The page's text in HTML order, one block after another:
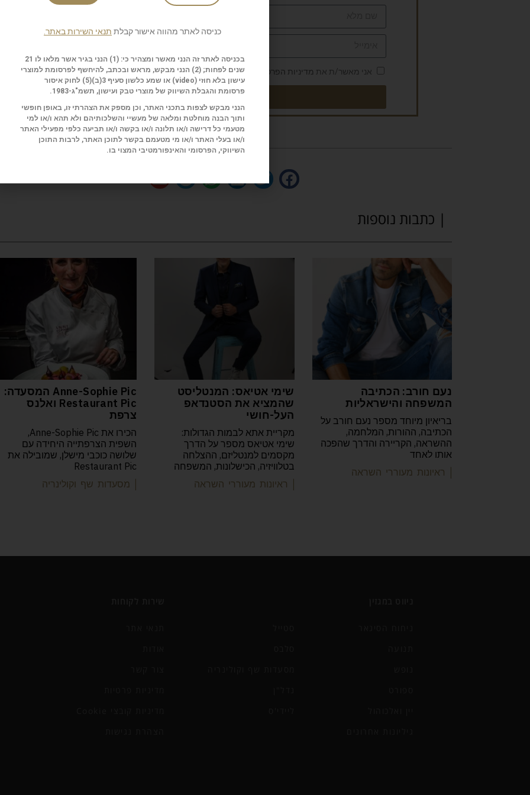
אני מאשר/ת את מדיניות הפרטיות
שליחה
| כתבות נוספות
נעם חורב: הכתיבה
המשפחה והישראליות
בריאיון מיוחד מספר נעם חורב על
הכתיבה, ההורות, המלחמה,
ההשראה, הקריירה והדרך שהפכה
אותו לאחד
| ראיונות מעוררי השראה
שימי אטיאס: המנטליסט
שהמציא את הסטנדאפ
העל-חושי
מקריית אתא לבמות הגדולות:
שימי אטיאס מספר על הדרך
מקסמים למנטליזם, ההצלחה
בטלוויזיה, הכישלונות, המשפחה
| ראיונות מעוררי השראה
Anne-Sophie Pic המסעדה:
Restaurant Pic ואלנס
צרפת
הכירו את Anne-Sophie Pic,
השפית הצרפתייה היחידה עם
שלושה כוכבי מישלן, שמובילה את
Restaurant Pic
| מסעדות שף וקולינריה
כניסה לאתר מהווה אישור קבלת תנאי השירות באתר.
בכניסה לאתר זה הנני מאשר ומצהיר כי: (1) הנני בגיר אשר מלאו לו 21
שנים לפחות; (2) הנני מבקש, מראש ובכתב, להיחשף לפרסומת למוצרי
עישון בלא חוזי (video
) או שמע כלשון סעיף 3(ב)(5) לחוק איסור
פרסומת והגבלת השיווק של מוצרי טבק ועישון, תשמ"ג-1983.
הנני מבקש לצפות בתכני האתר, וכן מספק את הצהרתי זו, באופן חופשי
ותוך הבנה מוחלטת ומלאה של מעשיי והשלכותיהם ולא תהא ו/או למי
מטעמי כל דרישה ו/או תלונה ו/או בקשה ו/או תביעה כלפי מפעילי האתר
ו/או בעלי האתר ו/או מי מטעמם בקשר לתוכן האתר, לרבות התוכן
השיווקי, הפרסומי והאינפורמטיבי המצוי בו.